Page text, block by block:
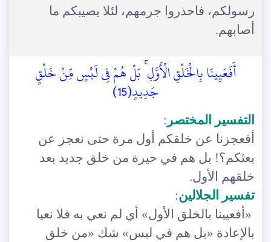
رسولكم، فاحذروا جرمهم، لئلا يصيبكم ما
أصابهم.
أَفَعَيِينَا بِالْخَلْقِ الْأَوَّلِ ۚ بَلْ هُمْ فِي لَبْسٍ مِّنْ خَلْقٍ
جَدِيدٍ(15)
التفسير المختصر :
أفعجزنا عن خلقكم أول مرة حتى نعجز عن
بعثكم؟! بل هم في حيرة من خلق جديد بعد
خلقهم الأول.
تفسير الجلالين:
«أفعيينا بالخلق الأول» أي لم نعي به فلا نعيا
بالإعادة «بل هم في لبس» شك «من خلق